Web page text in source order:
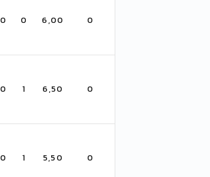
0 0 6,00 0
0 1 6,50 0
0 1 5,50 0